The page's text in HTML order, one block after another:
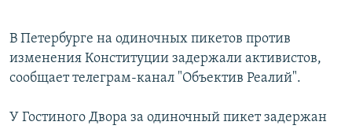
В Петербурге на одиночных пикетов против
изменения Конституции задержали активистов,
сообщает телеграм-канал "Объектив Реалий".
У Гостиного Двора за одиночный пикет задержан